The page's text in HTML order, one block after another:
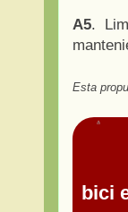
A5.
Esta
bici